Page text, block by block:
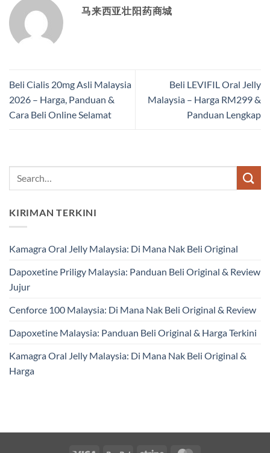
马来西亚壮阳药商城
Beli Cialis 20mg Asli Malaysia
2026 – Harga, Panduan &
Cara Beli Online Selamat
Beli LEVIFIL Oral Jelly
Malaysia – Harga RM299 &
Panduan Lengkap
KIRIMAN TERKINI
Kamagra Oral Jelly Malaysia: Di Mana Nak Beli Original
Dapoxetine Priligy Malaysia: Panduan Beli Original & Review
Jujur
Cenforce 100 Malaysia: Di Mana Nak Beli Original & Review
Dapoxetine Malaysia: Panduan Beli Original & Harga Terkini
Kamagra Oral Jelly Malaysia: Di Mana Nak Beli Original &
Harga